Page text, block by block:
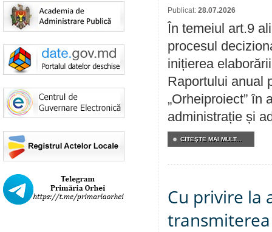
Publicat: 28.07.2026
În temeiul art.9
procesul
inițierea
Raportului anual
„Orheiproiect” în
administrație și
CITEŞTE MAI MULT...
Cu privire la